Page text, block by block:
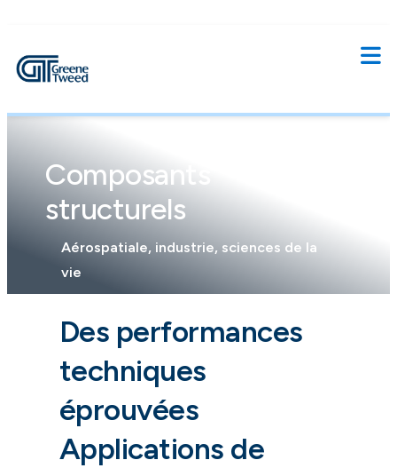
Composants
structurels
Aérospatiale, industrie, sciences de la
vie
Des performances
techniques
éprouvées
Applications de